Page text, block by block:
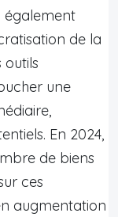
également
de la
outils
une
En 2024,
de biens
ces
augmentation